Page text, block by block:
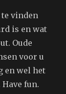
vinden
is en wat
Oude
voor u
en wel het
fun.